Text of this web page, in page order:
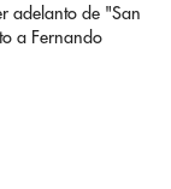
adelanto de "San
a Fernando